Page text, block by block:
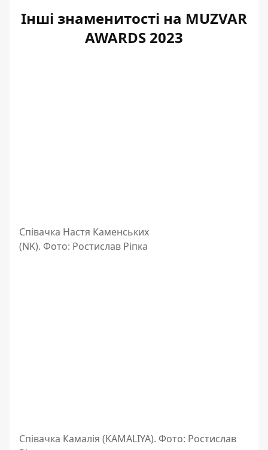
Інші знаменитості на MUZVAR
AWARDS 2023
Співачка Настя Каменських
(NK). Фото: Ростислав Ріпка
Співачка Камалія (KAMALIYA). Фото: Ростислав